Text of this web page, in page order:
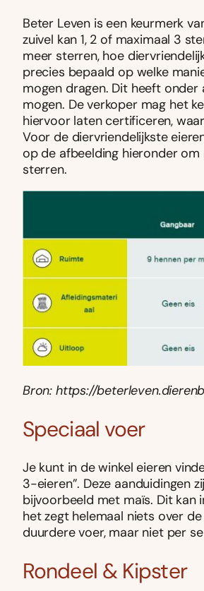
Beter Leven is een keurmerk
zuivel kan 1, 2 of maximaal 3
meer sterren, hoe
precies bepaald op welke
mogen dragen. Dit heeft
mogen. De verkoper mag het
hiervoor laten certificeren,
Voor de diervriendelijkste
op de afbeelding hieronder
sterren.
Bron: https://
Speciaal voer
Je kunt in de winkel eieren
3-eieren”. Deze aanduidingen
bijvoorbeeld met maïs. Dit kan
het zegt helemaal niets over
duurdere voer, maar niet per
Rondeel & Kipster